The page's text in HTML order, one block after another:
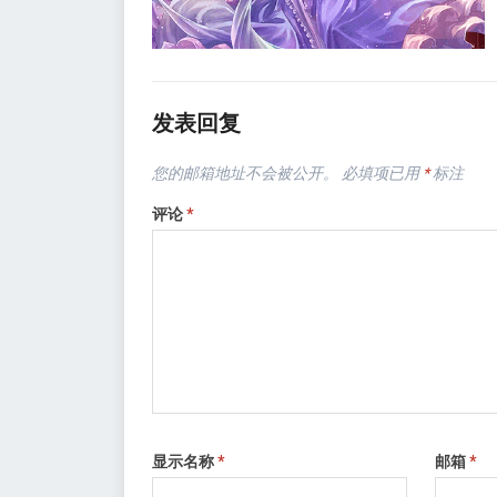
发表回复
您的邮箱地址不会被公开。 必填项已用 *标注
评论*
显示名称* 邮箱*